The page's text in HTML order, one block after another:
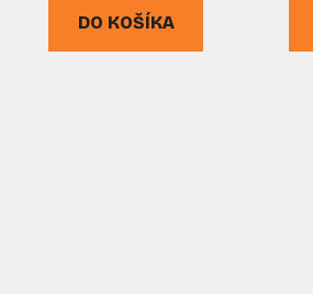
DO KOŠÍKA